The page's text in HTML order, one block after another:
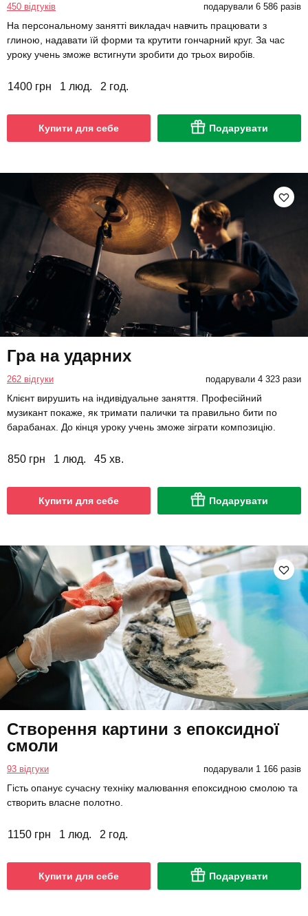
450 відгуків подарували 6 586 разів
На персональному занятті викладач навчить працювати з
глиною, надавати їй форми та крутити гончарний круг. За час
уроку учень зможе встигнути зробити до трьох виробів.
1400 грн 1 люд. 2 год.
Купити для себе Подарувати
Гра на ударних
262 відгуки подарували 4 323 рази
Клієнт вирушить на індивідуальне заняття. Професійний
музикант покаже, як тримати палички та правильно бити по
барабанах. До кінця уроку учень зможе зіграти композицію.
850 грн 1 люд. 45 хв.
Купити для себе Подарувати
Створення картини з епоксидної
смоли
93 відгуки подарували 1 166 разів
Гість опанує сучасну техніку малювання епоксидною смолою та
створить власне полотно.
1150 грн 1 люд. 2 год.
Купити для себе Подарувати